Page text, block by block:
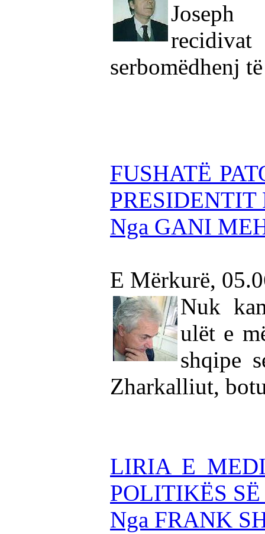
serbomëdhenj të
FUSHATË
PRESIDENTIT
Nga GANI
E Mërkurë,
Nuk
ulët e
shqipe
Zharkalliut,
LIRIA E
POLITIKËS
Nga FRANK